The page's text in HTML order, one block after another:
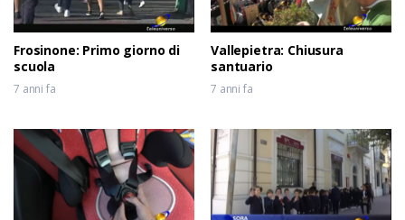
Frosinone: Primo giorno di
scuola
7 anni fa
Vallepietra: Chiusura
santuario
7 anni fa